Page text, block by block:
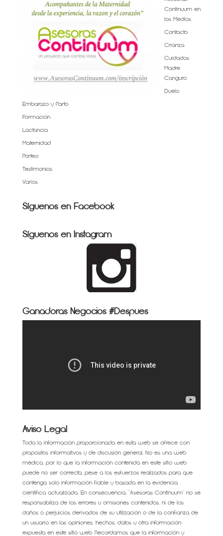
Continuum en
los Medios
Contacto
Crianza
Cuidados
Madre
Canguro
Duelo
Embarazo y Parto
Formación
Lactancia
Maternidad
Porteo
Testimonios
Varios
Síguenos en Facebook
Síguenos en Instagram
Ganadoras Negocios #Después
Aviso Legal
Toda la información proporcionada en esta web se ofrece con
propósitos informativos y de discusión general. No es una web
médica, por lo que la información contenida en este sitio web
puede no ser correcta, pese a los esfuerzos realizados para que
contenga solo información fiable y basada en la evidencia
científica actualizada. En consecuencia, “Asesoras Continuum” no se
responsabiliza de los errores u omisiones contenidos, ni de los
daños o perjuicios derivados de su utilización o de la confianza de
un usuario en las opiniones, hechos, datos u otra información
expuesta en este sitio web. Recordamos que la información y